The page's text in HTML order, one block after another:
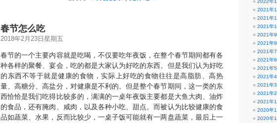
春节怎么吃
2018年2月23日星期五
春节的一个主要内容就是吃喝，不仅要吃年夜饭，在整个春节期间都有各
种各样的聚餐、宴会，吃的都是大家认为好吃的东西。但是我们认为好吃
的东西不等于就是健康的食物，实际上好吃的食物往往是高脂肪、高热
量、高糖分、高盐分，对健康是不利的。但是整个春节期间，这一类的东
西恰恰是我们吃得比较多的，满满的一桌年夜饭主要都是大鱼大肉、油炸
的食品，还有腌肉、咸肉，以及各种小吃、甜点。而被认为比较健康的食
品如蔬菜、水果，反而比较少，一桌子饭可能就有一两盘蔬菜，最后上一
2022年1
2021年
2021年
2021年
2021年9
2021年8
2021年7
2021年6
2021年5
2021年4
2021年3
2021年2
2021年1
2020年
2020年